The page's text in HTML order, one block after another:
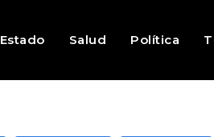
Estado Salud Política